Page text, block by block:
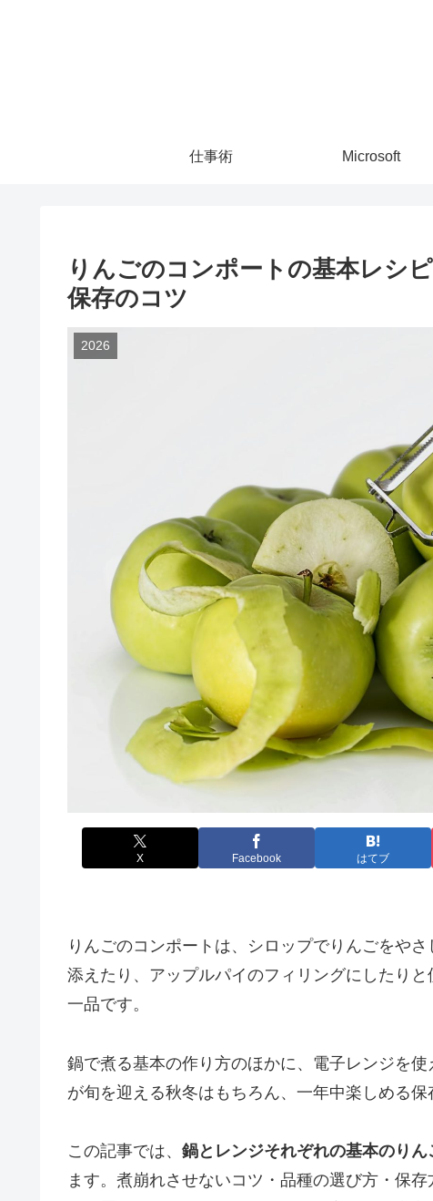
仕事術 Microsoft
りんごのコンポートの基本レシ
保存のコツ
2026
X Facebook はてブ
りんごのコンポートは、シロップでりんごをや
添えたり、アップルパイのフィリングにしたり
一品です。
鍋で煮る基本の作り方のほかに、電子レンジを
が旬を迎える秋冬はもちろん、一年中楽しめる保
この記事では、 鍋とレンジそれぞれの基本のり
ます。煮崩れさせないコツ・品種の選び方・保